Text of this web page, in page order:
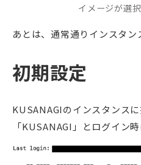
イメージが選
あとは、通常通りインスタン
初期設定
KUSANAGIのインスタンスに
「KUSANAGI」とログイン